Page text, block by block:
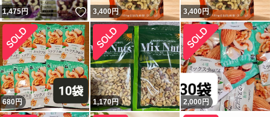
1,475円 いいね！
3,400円 3,400円
680円 1,170円 2,000 円